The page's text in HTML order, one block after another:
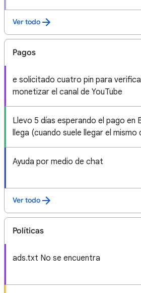
Ver todo
Pagos
e solicitado cuatro pin para
monetizar el canal de YouTube
Llevo 5 días esperando el pago en
llega (cuando suele llegar el mismo
Ayuda por medio de chat
Ver todo
Políticas
ads.txt No se encuentra